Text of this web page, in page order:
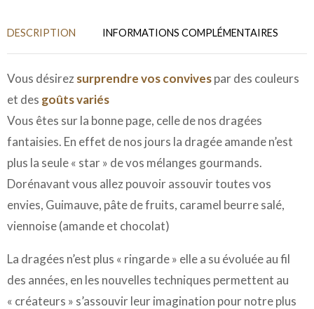
DESCRIPTION INFORMATIONS COMPLÉMENTAIRES
Vous désirezsurprendre vos convivespar des couleurs
et des goûts variés
Vous êtes sur la bonne page, celle de nos dragées
fantaisies. En effet de nos jours la dragée amande n’est
plus la seule « star » de vos mélanges gourmands.
Dorénavant vous allez pouvoir assouvir toutes vos
envies, Guimauve, pâte de fruits, caramel beurre salé,
viennoise (amande et chocolat)
La dragées n’est plus « ringarde » elle a su évoluée au fil
des années, en les nouvelles techniques permettent au
« créateurs » s’assouvir leur imagination pour notre plus